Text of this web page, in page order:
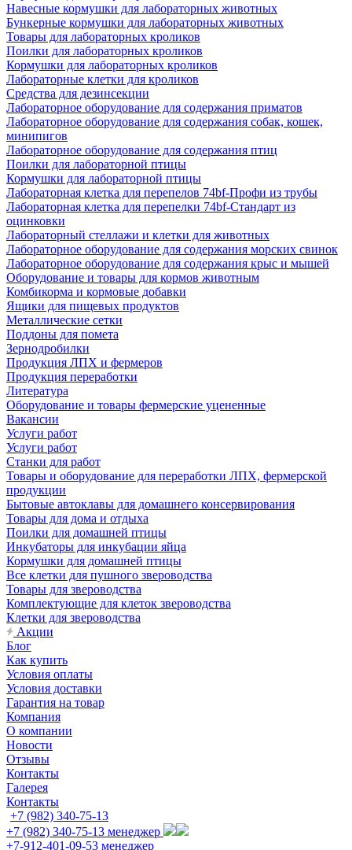
Навесные кормушки для лабораторных животных
Бункерные кормушки для лабораторных животных
Товары для лабораторных кроликов
Поилки для лабораторных кроликов
Кормушки для лабораторных кроликов
Лабораторные клетки для кроликов
Средства для дезинсекции
Лабораторное оборудование для содержания приматов
Лабораторное оборудование для содержания собак, кошек,
минипигов
Лабораторное оборудование для содержания птиц
Поилки для лабораторной птицы
Кормушки для лабораторной птицы
Лабораторная клетка для перепелов 74bf-Профи из трубы
Лабораторная клетка для перепелки 74bf-Стандарт из
оцинковки
Лабораторный стеллажи и клетки для животных
Лабораторное оборудование для содержания морских свинок
Лабораторное оборудование для содержания крыс и мышей
Оборудование и товары для кормов животным
Комбикорма и кормовые добавки
Ящики для пищевых продуктов
Металлические сетки
Поддоны для помета
Зернодробилки
Продукция ЛПХ и фермеров
Продукция переработки
Литература
Оборудование и товары фермерские уцененные
Вакансии
Услуги работ
Услуги работ
Станки для работ
Товары и оборудование для переработки ЛПХ, фермерской
продукции
Бытовые автоклавы для домашнего консервирования
Товары для дома и отдыха
Поилки для домашней птицы
Инкубаторы для инкубации яйца
Кормушки для домашней птицы
Все клетки для пушного звероводства
Товары для звероводства
Комплектующие для клеток звероводства
Клетки для звероводства
Акции
Блог
Как купить
Условия оплаты
Условия доставки
Гарантия на товар
Компания
О компании
Новости
Отзывы
Контакты
Галерея
Контакты
+7 (982) 340-75-13
+7 (982) 340-75-13 менеджер
+7-912-401-09-53 менеджер